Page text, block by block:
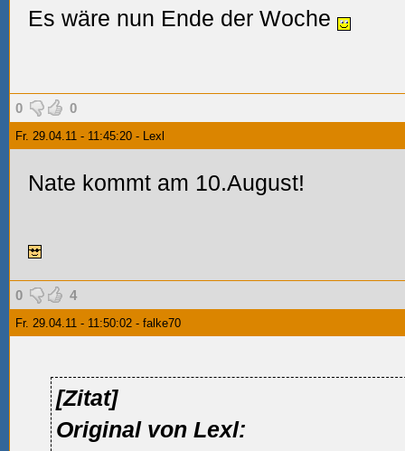
Es wäre nun Ende der Woche
0 0
Fr. 29.04.11 - 11:45:20 - Lexl
Nate kommt am 10.August!
0 4
Fr. 29.04.11 - 11:50:02 - falke70
[Zitat]
Original von Lexl: